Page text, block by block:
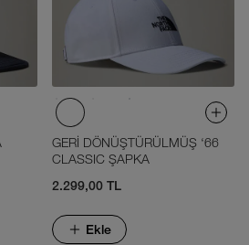
GERİ DÖNÜŞTÜRÜLMÜŞ ‘66
CLASSIC ŞAPKA
2.299,00 TL
Ekle